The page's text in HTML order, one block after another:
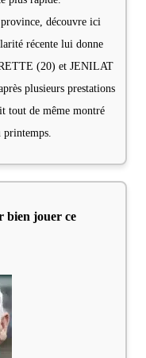
découvre ici
récente lui donne
(20) et JENILAT
plusieurs prestations
tout de même montré
printemps.
bien jouer ce